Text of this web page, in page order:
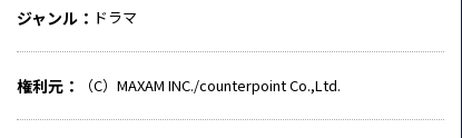
ジャンル ドラマ
権利元 （C）MAXAM INC./counterpoint Co.,Ltd.